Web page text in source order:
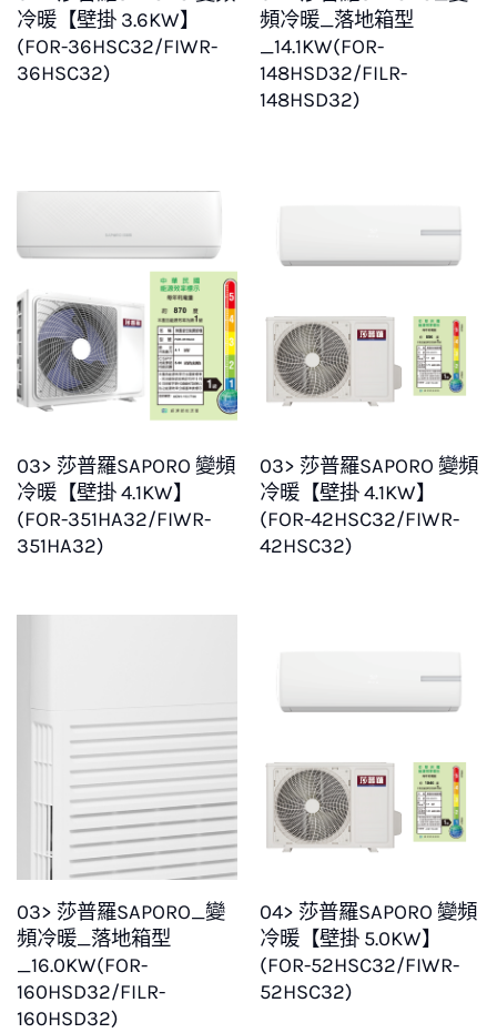
冷暖【壁掛 3.6KW】
(FOR-36HSC32/FIWR-
36HSC32)
頻冷暖_落地箱型
_14.1KW(FOR-
148HSD32/FILR-
148HSD32)
03> 莎普羅SAPORO 變頻
冷暖【壁掛 4.1KW】
(FOR-351HA32/FIWR-
351HA32)
03> 莎普羅SAPORO 變頻
冷暖【壁掛 4.1KW】
(FOR-42HSC32/FIWR-
42HSC32)
03> 莎普羅SAPORO_變
頻冷暖_落地箱型
_16.0KW(FOR-
160HSD32/FILR-
160HSD32)
04> 莎普羅SAPORO 變頻
冷暖【壁掛 5.0KW】
(FOR-52HSC32/FIWR-
52HSC32)